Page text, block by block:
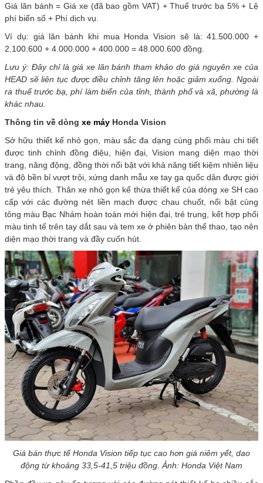
Giá lăn bánh = Giá xe (đã bao gồm VAT) + Thuế trước bạ 5% + Lệ
phí biển số + Phí dịch vụ.
Ví dụ: giá lăn bánh khi mua Honda Vision sẽ là: 41.500.000 +
2.100.600 + 4.000.000 + 400.000 = 48.000.600 đồng.
Lưu ý: Đây chỉ là giá xe lăn bánh tham khảo do giá nguyên xe của
HEAD sẽ liên tục được điều chỉnh tăng lên hoặc giảm xuống. Ngoài
ra thuế trước bạ, phí làm biển của tỉnh, thành phố và xã, phường là
khác nhau.
Thông tin về dòng xe máy Honda Vision
Sở hữu thiết kế nhỏ gọn, màu sắc đa dạng cùng phối màu chi tiết
được tinh chỉnh đồng điệu, hiện đại, Vision mang diện mạo thời
trang, năng động, đồng thời nổi bật với khả năng tiết kiệm nhiên liệu
và độ bền bỉ vượt trội, xứng danh mẫu xe tay ga quốc dân được giới
trẻ yêu thích. Thân xe nhỏ gọn kế thừa thiết kế của dòng xe SH cao
cấp với các đường nét liền mạch được chau chuốt, nổi bật cùng
tông màu Bạc Nhám hoàn toàn mới hiện đại, trẻ trung, kết hợp phối
màu tinh tế trên tay dắt sau và tem xe ở phiên bản thể thao, tạo nên
diện mạo thời trang và đầy cuốn hút.
Giá bán thực tế Honda Vision tiếp tục cao hơn giá niêm yết, dao
động từ khoảng 33,5-41,5 triệu đồng. Ảnh: Honda Việt Nam